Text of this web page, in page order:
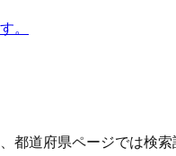
。
道府県ページでは検索